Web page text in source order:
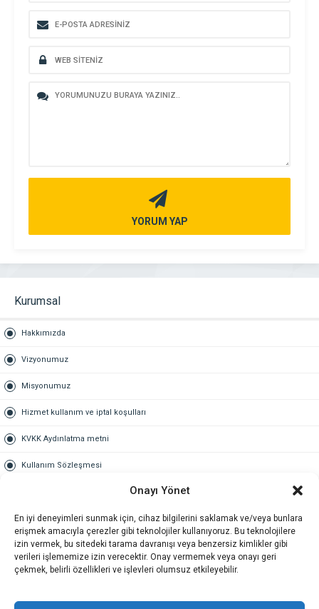
Onayı Yönet
En iyi deneyimleri sunmak için, cihaz bilgilerini saklamak ve/veya bunlara
erişmek amacıyla çerezler gibi teknolojiler kullanıyoruz. Bu teknolojilere
izin vermek, bu sitedeki tarama davranışı veya benzersiz kimlikler gibi
verileri işlememize izin verecektir. Onay vermemek veya onayı geri
çekmek, belirli özellikleri ve işlevleri olumsuz etkileyebilir.
YORUM YAP
Kurumsal
Hakkımızda
Vizyonumuz
Misyonumuz
Hizmet kullanım ve iptal koşulları
KVKK Aydınlatma metni
Kullanım Sözleşmesi
Gold üyelik nedir
Kariyer